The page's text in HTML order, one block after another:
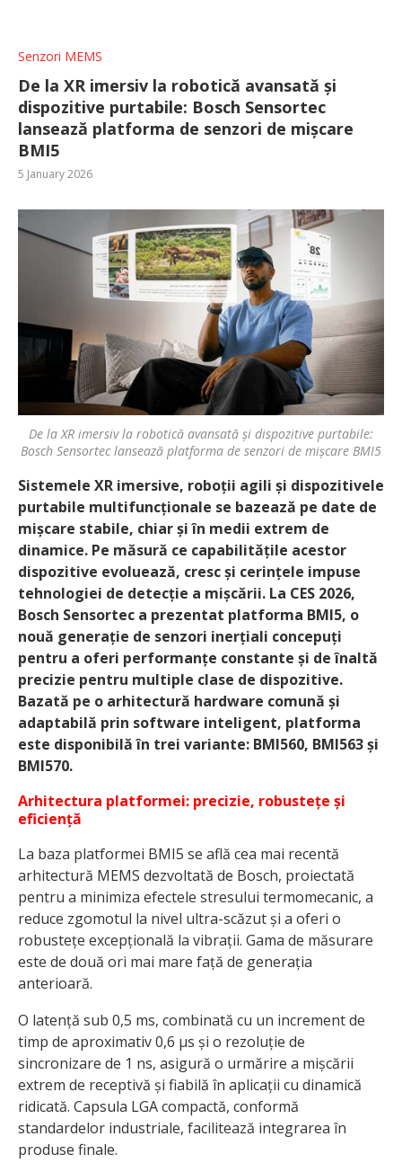
Senzori MEMS
De la XR imersiv la robotică avansată și
dispozitive purtabile: Bosch Sensortec
lansează platforma de senzori de mișcare
BMI5
5 January 2026
De la XR imersiv la robotică avansată și dispozitive purtabile:
Bosch Sensortec lansează platforma de senzori de mișcare BMI5
Sistemele XR imersive, roboții agili și dispozitivele
purtabile multifuncționale se bazează pe date de
mișcare stabile, chiar și în medii extrem de
dinamice. Pe măsură ce capabilitățile acestor
dispozitive evoluează, cresc și cerințele impuse
tehnologiei de detecție a mișcării. La CES 2026,
Bosch Sensortec a prezentat platforma BMI5, o
nouă generație de senzori inerțiali concepuți
pentru a oferi performanțe constante și de înaltă
precizie pentru multiple clase de dispozitive.
Bazată pe o arhitectură hardware comună și
adaptabilă prin software inteligent, platforma
este disponibilă în trei variante: BMI560, BMI563 și
BMI570.
Arhitectura platformei: precizie, robustețe și
eficiență
La baza platformei BMI5 se află cea mai recentă
arhitectură MEMS dezvoltată de Bosch, proiectată
pentru a minimiza efectele stresului termomecanic, a
reduce zgomotul la nivel ultra-scăzut și a oferi o
robustețe excepțională la vibrații. Gama de măsurare
este de două ori mai mare față de generația
anterioară.
O latență sub 0,5 ms, combinată cu un increment de
timp de aproximativ 0,6 µs și o rezoluție de
sincronizare de 1 ns, asigură o urmărire a mișcării
extrem de receptivă și fiabilă în aplicații cu dinamică
ridicată. Capsula LGA compactă, conformă
standardelor industriale, facilitează integrarea în
produse finale.